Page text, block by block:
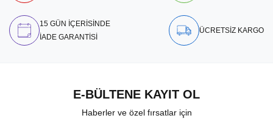
15 GÜN İÇERİSİNDE
İADE GARANTİSİ
ÜCRETSİZ KARGO
E-BÜLTENE KAYIT OL
Haberler ve özel fırsatlar için